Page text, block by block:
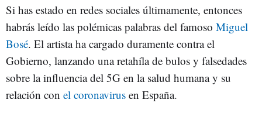
Si has estado en redes sociales últimamente, entonces
habrás leído las polémicas palabras del famoso Miguel
Bosé. El artista ha cargado duramente contra el
Gobierno, lanzando una retahíla de bulos y falsedades
sobre la influencia del 5G en la salud humana y su
relación con el coronavirus en España.